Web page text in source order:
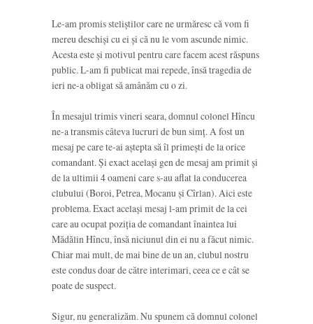
Le-am promis steliștilor care ne urmăresc că vom fi
mereu deschiși cu ei și că nu le vom ascunde nimic.
Acesta este și motivul pentru care facem acest răspuns
public. L-am fi publicat mai repede, însă tragedia de
ieri ne-a obligat să amânăm cu o zi.
În mesajul trimis vineri seara, domnul colonel Hîncu
ne-a transmis câteva lucruri de bun simț. A fost un
mesaj pe care te-ai aștepta să îl primești de la orice
comandant. Și exact același gen de mesaj am primit și
de la ultimii 4 oameni care s-au aflat la conducerea
clubului (Boroi, Petrea, Mocanu și Cîrlan). Aici este
problema. Exact același mesaj l-am primit de la cei
care au ocupat poziția de comandant înaintea lui
Mădălin Hîncu, însă niciunul din ei nu a făcut nimic.
Chiar mai mult, de mai bine de un an, clubul nostru
este condus doar de către interimari, ceea ce e cât se
poate de suspect.
Sigur, nu generalizăm. Nu spunem că domnul colonel